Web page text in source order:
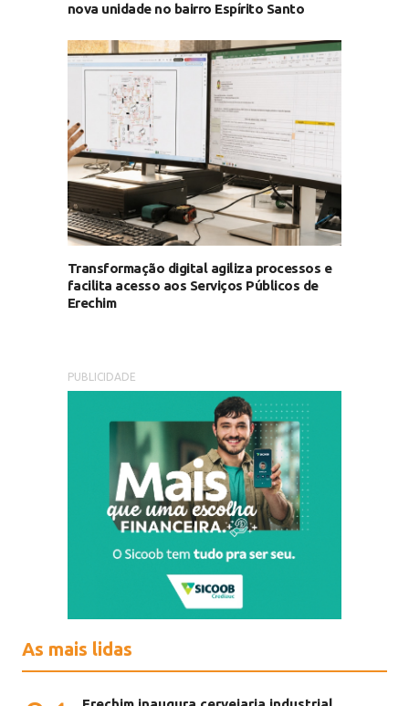
nova unidade no bairro Espírito Santo
Transformação digital agiliza processos e
facilita acesso aos Serviços Públicos de
Erechim
PUBLICIDADE
As mais lidas